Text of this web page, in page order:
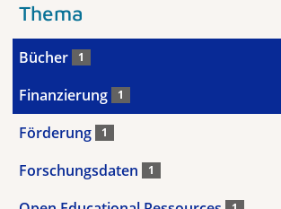
Thema
Bücher 1
Finanzierung 1
Förderung 1
Forschungsdaten 1